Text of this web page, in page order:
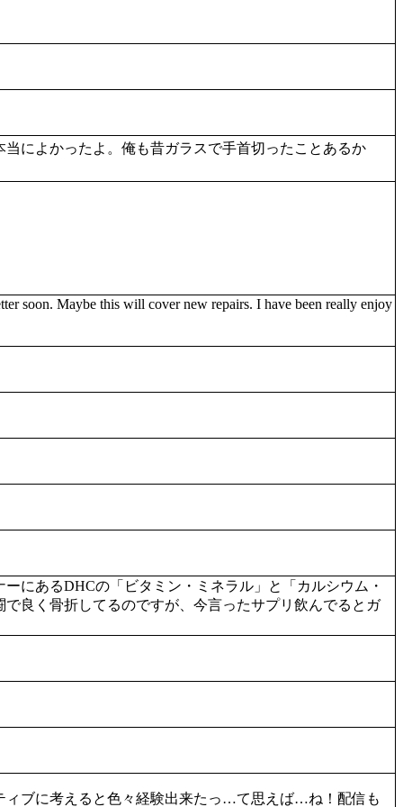
によかったよ。俺も昔ガラスで手首切ったことあるか
soon. Maybe this will cover new repairs. I have been really enjoy
にあるDHCの「ビタミン・ミネラル」と「カルシウム・
良く骨折してるのですが、今言ったサプリ飲んでるとガ
ィブに考えると色々経験出来たっ…て思えば…ね！配信も